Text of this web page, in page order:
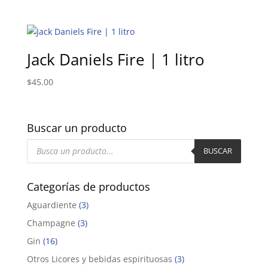
Jack Daniels Fire | 1 litro
$45.00
Buscar un producto
Búsqueda
BUSCAR
Categorías de productos
Aguardiente (3)
Champagne (3)
Gin (16)
Otros Licores y bebidas espirituosas (3)